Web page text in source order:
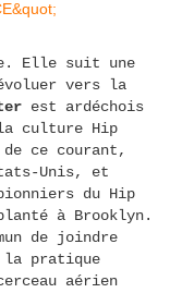
Elle suit une
vers la
est ardéchois
culture Hip
ce courant,
Unis, et
du Hip
à Brooklyn.
de joindre
la pratique
aérien